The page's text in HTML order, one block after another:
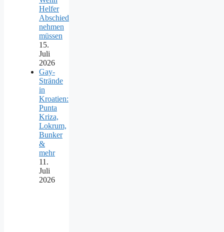
Helfer
Abschied
nehmen
müssen
15.
Juli
2026
Gay-
Strände
in
Kroatien:
Punta
Kriza,
Lokrum,
Bunker
&
mehr
11.
Juli
2026